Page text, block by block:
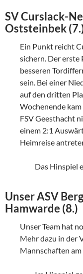
SV Curslack-
Oststeinbek
Ein Punkt reicht
sichern. Der erste
besseren
sein. Bei einer
auf den dritten
Wochenende
FSV Geesthacht
einem 2:1
Heimreise
Das Hinspiel
Unser ASV
Hamwarde (8.)
Unser Team hat
Mehr dazu in der
Mannschaften